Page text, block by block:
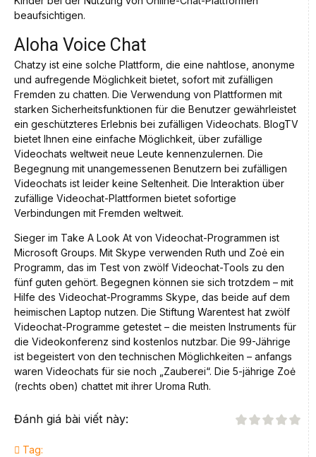
beaufsichtigen.
Aloha Voice Chat
Chatzy ist eine solche Plattform, die eine nahtlose, anonyme
und aufregende Möglichkeit bietet, sofort mit zufälligen
Fremden zu chatten. Die Verwendung von Plattformen mit
starken Sicherheitsfunktionen für die Benutzer gewährleistet
ein geschützteres Erlebnis bei zufälligen Videochats. BlogTV
bietet Ihnen eine einfache Möglichkeit, über zufällige
Videochats weltweit neue Leute kennenzulernen. Die
Begegnung mit unangemessenen Benutzern bei zufälligen
Videochats ist leider keine Seltenheit. Die Interaktion über
zufällige Videochat-Plattformen bietet sofortige
Verbindungen mit Fremden weltweit.
Sieger im Take A Look At von Videochat-Programmen ist
Microsoft Groups. Mit Skype verwenden Ruth und Zoė ein
Programm, das im Test von zwölf Video­chat-Tools zu den
fünf guten gehört. Begegnen können sie sich trotzdem – mit
Hilfe des Video­chat-Programms Skype, das beide auf dem
heimischen Laptop nutzen. Die Stiftung Warentest hat zwölf
Video­chat-Programme getestet – die meisten Instruments für
die Video­konferenz sind kostenlos nutz­bar. Die 99-Jährige
ist begeistert von den tech­nischen Möglich­keiten – anfangs
waren Video­chats für sie noch „Zauberei“. Die 5-jährige Zoė
(rechts oben) chattet mit ihrer Uroma Ruth.
Đánh giá bài viết này:
Tag: